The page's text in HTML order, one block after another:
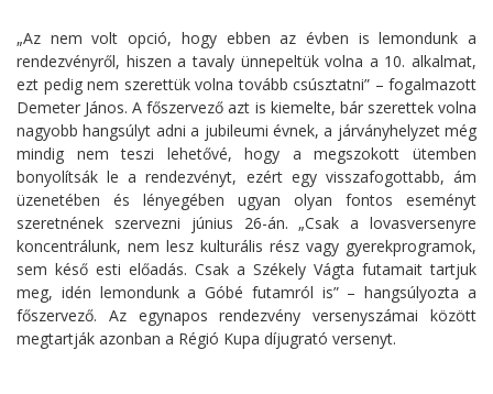
„Az nem volt opció, hogy ebben az évben is lemondunk a
rendezvényről, hiszen a tavaly ünnepeltük volna a 10. alkalmat,
ezt pedig nem szerettük volna tovább csúsztatni” – fogalmazott
Demeter János. A főszervező azt is kiemelte, bár szerettek volna
nagyobb hangsúlyt adni a jubileumi évnek, a járványhelyzet még
mindig nem teszi lehetővé, hogy a megszokott ütemben
bonyolítsák le a rendezvényt, ezért egy visszafogottabb, ám
üzenetében és lényegében ugyan olyan fontos eseményt
szeretnének szervezni június 26-án. „Csak a lovasversenyre
koncentrálunk, nem lesz kulturális rész vagy gyerekprogramok,
sem késő esti előadás. Csak a Székely Vágta futamait tartjuk
meg, idén lemondunk a Góbé futamról is” – hangsúlyozta a
főszervező. Az egynapos rendezvény versenyszámai között
megtartják azonban a Régió Kupa díjugrató versenyt.